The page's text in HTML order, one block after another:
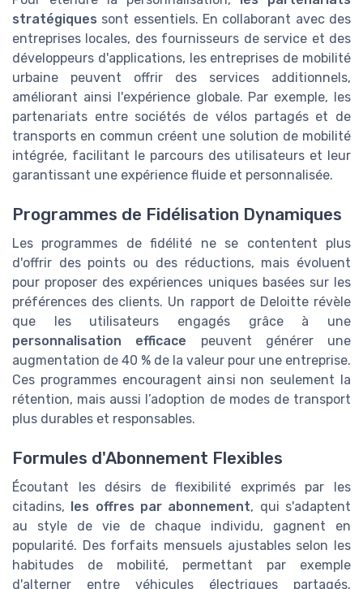
stratégiques sont essentiels. En collaborant avec des
entreprises locales, des fournisseurs de service et des
développeurs d'applications, les entreprises de mobilité
urbaine peuvent offrir des services additionnels,
améliorant ainsi l'expérience globale. Par exemple, les
partenariats entre sociétés de vélos partagés et de
transports en commun créent une solution de mobilité
intégrée, facilitant le parcours des utilisateurs et leur
garantissant une expérience fluide et personnalisée.
Programmes de Fidélisation Dynamiques
Les programmes de fidélité ne se contentent plus
d'offrir des points ou des réductions, mais évoluent
pour proposer des expériences uniques basées sur les
préférences des clients. Un rapport de Deloitte révèle
que les utilisateurs engagés grâce à une
personnalisation efficace peuvent générer une
augmentation de 40 % de la valeur pour une entreprise.
Ces programmes encouragent ainsi non seulement la
rétention, mais aussi l’adoption de modes de transport
plus durables et responsables.
Formules d'Abonnement Flexibles
Écoutant les désirs de flexibilité exprimés par les
citadins,
les offres par abonnement, qui s'adaptent
au style de vie de chaque individu, gagnent en
popularité. Des forfaits mensuels ajustables selon les
habitudes de mobilité, permettant par exemple
d'alterner entre véhicules électriques partagés,